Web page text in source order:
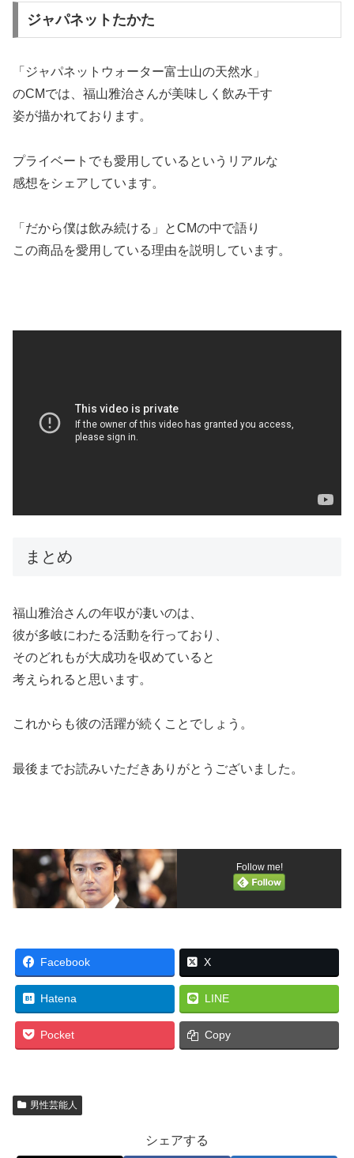
ジャパネットたかた
「ジャパネットウォーター富士山の天然水」
のCMでは、福山雅治さんが美味しく飲み干す
姿が描かれております。
プライベートでも愛用しているというリアルな
感想をシェアしています。
「だから僕は飲み続ける」とCMの中で語り
この商品を愛用している理由を説明しています。
まとめ
福山雅治さんの年収が凄いのは、
彼が多岐にわたる活動を行っており、
そのどれもが大成功を収めていると
考えられると思います。
これからも彼の活躍が続くことでしょう。
最後までお読みいただきありがとうございました。
Follow me!
Facebook X
Hatena LINE
Pocket Copy
男性芸能人
シェアする